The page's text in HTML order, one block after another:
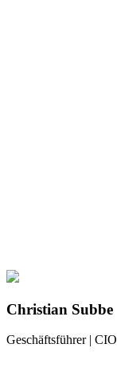
Christian Subbe
Geschäftsführer | CIO